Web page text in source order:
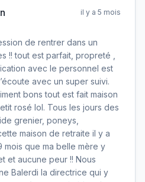
il y a 5 mois
de rentrer dans un
!! tout est parfait, propreté ,
avec le personnel est
avec un super suivi.
bons tout est fait maison
rosé lol. Tous les jours des
grenier, poneys,
maison de retraite il y a
mois que ma belle mère y
et aucune peur !! Nous
Balerdi la directrice qui y